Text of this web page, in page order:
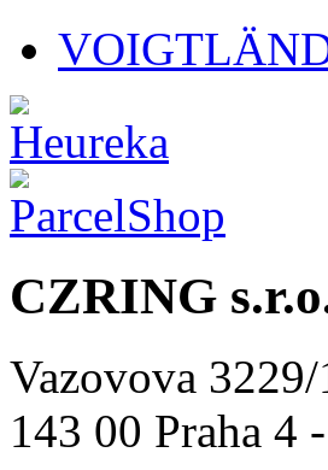
CZRING
Vazovova 3229/
143 00 Praha 4